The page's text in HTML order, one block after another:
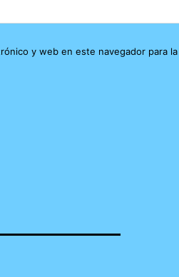
y web en este navegador para